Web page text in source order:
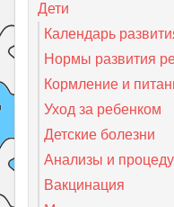
Дети
Календарь
Нормы развития
Кормление и
Уход за ребенком
Детские болезни
Анализы и
Вакцинация